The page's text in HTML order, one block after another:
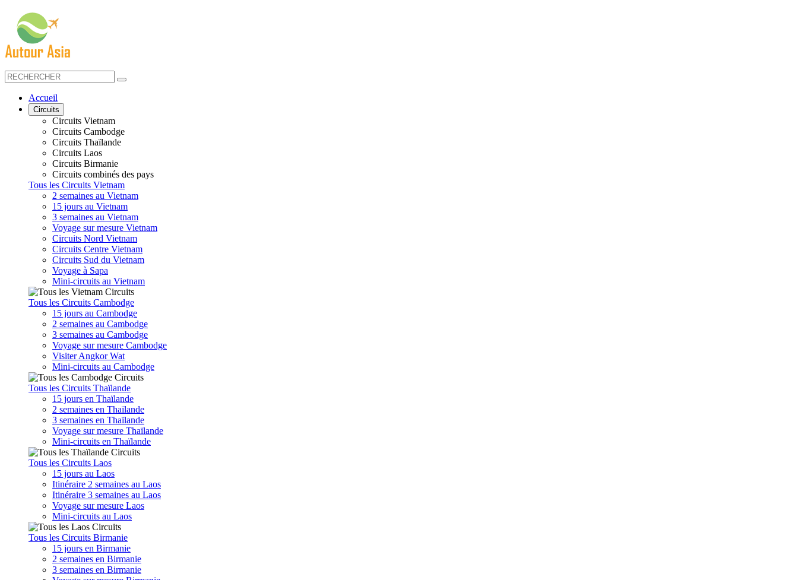
Accueil
Circuits
Circuits Vietnam
Circuits Cambodge
Circuits Thaïlande
Circuits Laos
Circuits Birmanie
Circuits combinés des pays
Tous les Circuits Vietnam
2 semaines au Vietnam
15 jours au Vietnam
3 semaines au Vietnam
Voyage sur mesure Vietnam
Circuits Nord Vietnam
Circuits Centre Vietnam
Circuits Sud du Vietnam
Voyage à Sapa
Mini-circuits au Vietnam
Tous les Circuits Cambodge
15 jours au Cambodge
2 semaines au Cambodge
3 semaines au Cambodge
Voyage sur mesure Cambodge
Visiter Angkor Wat
Mini-circuits au Cambodge
Tous les Circuits Thaïlande
15 jours en Thaïlande
2 semaines en Thaïlande
3 semaines en Thaïlande
Voyage sur mesure Thaïlande
Mini-circuits en Thaïlande
Tous les Circuits Laos
15 jours au Laos
Itinéraire 2 semaines au Laos
Itinéraire 3 semaines au Laos
Voyage sur mesure Laos
Mini-circuits au Laos
Tous les Circuits Birmanie
15 jours en Birmanie
2 semaines en Birmanie
3 semaines en Birmanie